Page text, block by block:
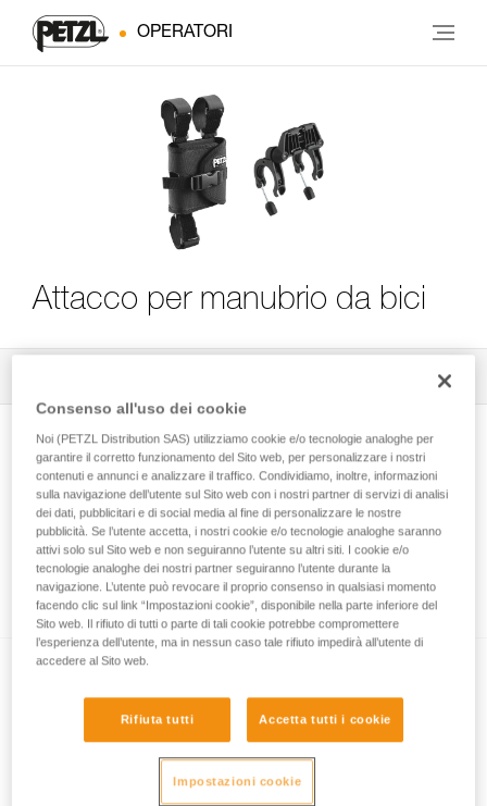
OPERATORI
Attacco per manubrio da bici
La potenza luminosa o l’autonomia, una
questione di compromesso
Le fonti di energia non ricaricabili
Consenso all'uso dei cookie
Noi (PETZL Distribution SAS) utilizziamo cookie e/o tecnologie analoghe per
garantire il corretto funzionamento del Sito web, per personalizzare i nostri
contenuti e annunci e analizzare il traffico. Condividiamo, inoltre, informazioni
sulla navigazione dell’utente sul Sito web con i nostri partner di servizi di analisi
dei dati, pubblicitari e di social media al fine di personalizzare le nostre
pubblicità. Se l’utente accetta, i nostri cookie e/o tecnologie analoghe saranno
attivi solo sul Sito web e non seguiranno l’utente su altri siti. I cookie e/o
tecnologie analoghe dei nostri partner seguiranno l’utente durante la
navigazione. L’utente può revocare il proprio consenso in qualsiasi momento
facendo clic sul link “Impostazioni cookie”, disponibile nella parte inferiore del
Sito web. Il rifiuto di tutti o parte di tali cookie potrebbe compromettere
l’esperienza dell’utente, ma in nessun caso tale rifiuto impedirà all’utente di
accedere al Sito web.
Rifiuta tutti Accetta tutti i cookie
Impostazioni cookie